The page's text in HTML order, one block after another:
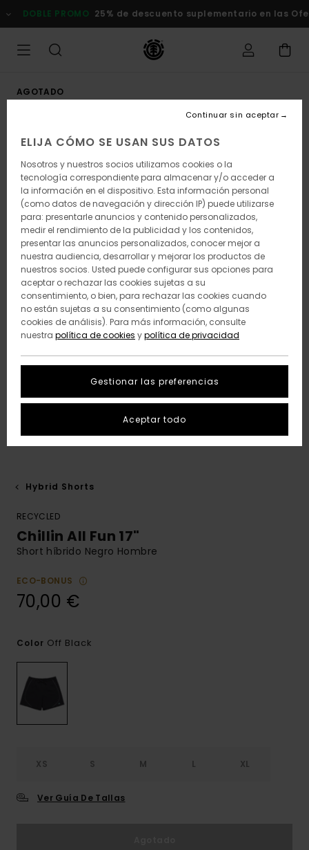
la
DOBLE PROMO 25% de descuento suplementario en las
AGOTADO
Hybrid Shorts
RECYCLED
Chillin All Fun 17"
Short híbrido Negro Hombre
ECO-BONUS
70,00 €
Color Off Black
XS S M L XL
Ver Guía De Tallas
ELIJA CÓMO SE USAN SUS DATOS
Nosotros y nuestros socios utilizamos cookies o la
tecnología correspondiente para almacenar y/o acceder a
la información en el dispositivo. Esta información personal
(como datos de navegación y dirección IP) puede utilizarse
para: presentarle anuncios y contenido personalizados,
medir el rendimiento de la publicidad y los contenidos,
presentar las anuncios personalizados, conocer mejor a
nuestra audiencia, desarrollar y mejorar los productos de
nuestros socios. Usted puede configurar sus opciones para
aceptar o rechazar las cookies sujetas a su
consentimiento, o bien, para rechazar las cookies cuando
no están sujetas a su consentimiento (como algunas
cookies de análisis). Para más información, consulte
nuestra política de cookies ypolítica de privacidad
Gestionar las preferencias
Continuar sin aceptar
Aceptar todo